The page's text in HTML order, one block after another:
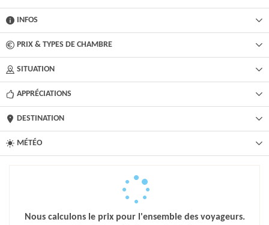
INFOS
PRIX & TYPES DE CHAMBRE
SITUATION
APPRÉCIATIONS
DESTINATION
MÉTÉO
Nous calculons le prix pour l'ensemble des voyageurs.